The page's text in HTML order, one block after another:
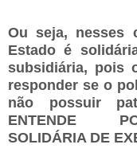
Ou seja, nesses
Estado é
subsidiária, pois
responder se o
não possuir
ENTENDE
SOLIDÁRIA DE